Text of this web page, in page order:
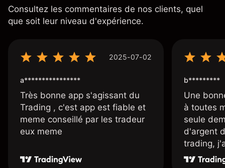
Consultez les commentaires de nos clients, quel
que soit leur niveau d'expérience.
2025-07-02
a****************
Très bonne app s'agissant du
Trading , c'est app est fiable et
meme conseillé par les tradeur
eux meme
b*********
Une
à toutes
seule
d'argent
trading,
une carte